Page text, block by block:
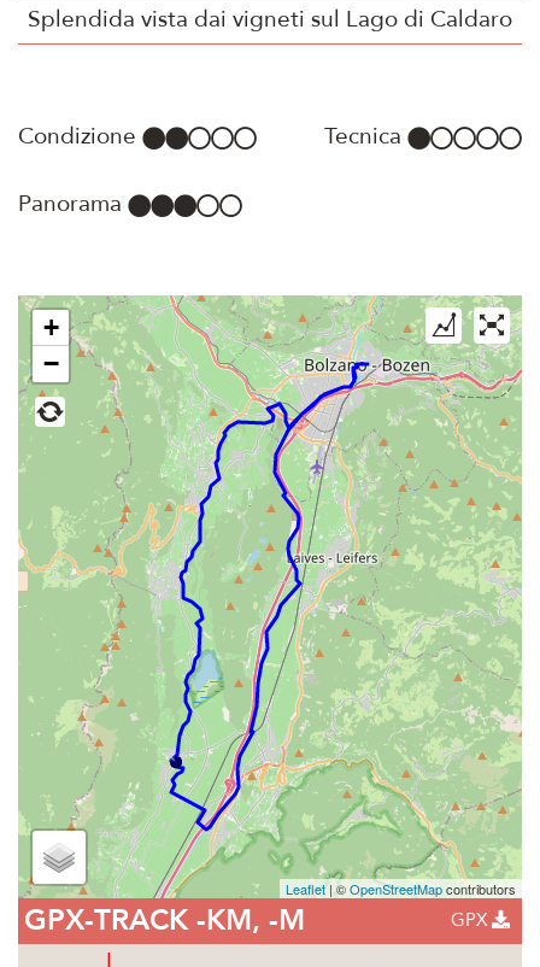
Splendida vista dai vigneti sul Lago di Caldaro
Condizione Tecnica
Panorama
+
−
Leaflet| ©OpenStreetMapcontributors
GPX-TRACK-KM, -M GPX